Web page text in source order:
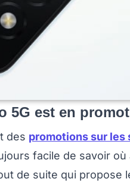
5G est en
des promotions sur les
facile de savoir
de suite qui propose